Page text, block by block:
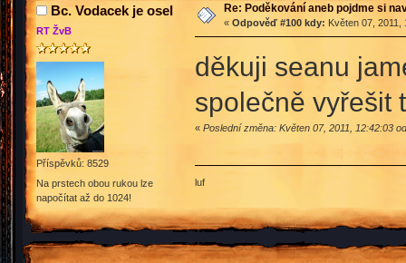
Bc. Vodacek je osel
RT ŽvB
Příspěvků: 8529
Na prstech obou rukou lze
napočítat až do 1024!
Re: Poděkování aneb pojdme si
« Odpověď #100 kdy: Květen 07, 2011,
děkuji seanu
společně vyřešit
« Poslední změna: Květen 07, 2011, 12:42:03
luf